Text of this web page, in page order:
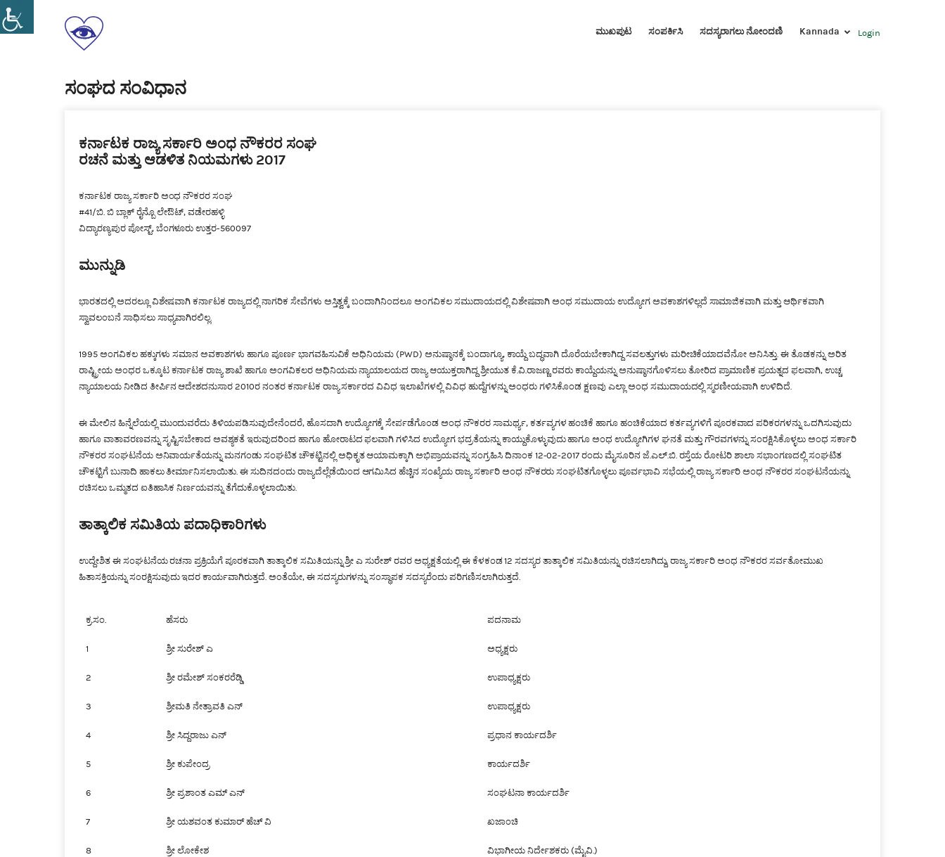
Skip
to
content
ಕರ್ನಾಟಕ
ರಾಜ್ಯ
ನೌಕರರ
ಸ್ವಗೌರವ
ಮುಖಪುಟ ಸಂಪರ್ಕಿಸಿ ಸದಸ್ಯರಾಗಲು ನೋಂದಣಿ Kannada Login
ಸಂಘದ ಸಂವಿಧಾನ
ಕರ್ನಾಟಕ ರಾಜ್ಯ ಸರ್ಕಾರಿ ಅಂಧ ನೌಕರರ ಸಂಘ
ರಚನೆ ಮತ್ತು ಆಡಳಿತ ನಿಯಮಗಳು 2017
ಕರ್ನಾಟಕ ರಾಜ್ಯ ಸರ್ಕಾರಿ ಅಂಧ ನೌಕರರ ಸಂಘ
#41/ಬಿ. ಬಿ ಬ್ಲಾಕ್ ರೈನ್ಬೊ ಲೇಔಟ್, ವಡೇರಹಳ್ಳಿ
ವಿದ್ಯಾರಣ್ಯಪುರ ಪೋಸ್ಟ್, ಬೆಂಗಳೂರು ಉತ್ತರ-560097
ಮುನ್ನುಡಿ
ಭಾರತದಲ್ಲಿ ಅದರಲ್ಲೂ ವಿಶೇಷವಾಗಿ ಕರ್ನಾಟಕ ರಾಜ್ಯದಲ್ಲಿ ನಾಗರಿಕ ಸೇವೆಗಳು ಅಸ್ತಿತ್ವಕ್ಕೆ ಬಂದಾಗಿನಿಂದಲೂ ಅಂಗವಿಕಲ ಸಮುದಾಯದಲ್ಲಿ ವಿಶೇಷವಾಗಿ ಅಂಧ ಸಮುದಾಯ ಉದ್ಯೋಗ ಅವಕಾಶಗಳಿಲ್ಲದೆ ಸಾಮಾಜಿಕವಾಗಿ ಮತ್ತು ಆರ್ಥಿಕವಾಗಿ
ಸ್ವಾವಲಂಬನೆ ಸಾಧಿಸಲು ಸಾಧ್ಯವಾಗಿರಲಿಲ್ಲ.
1995 ಅಂಗವಿಕಲ ಹಕ್ಕುಗಳು ಸಮಾನ ಅವಕಾಶಗಳು ಹಾಗೂ ಪೂರ್ಣ ಭಾಗವಹಿಸುವಿಕೆ ಅಧಿನಿಯಮ (PWD) ಅನುಷ್ಠಾನಕ್ಕೆ ಬಂದಾಗ್ಯೂ, ಕಾಯ್ದೆ ಬದ್ಧವಾಗಿ ದೊರೆಯಬೇಕಾಗಿದ್ದ ಸವಲತ್ತುಗಳು ಮರೀಚಿಕೆಯಾದವೆನೋ ಅನಿಸಿತ್ತು. ಈ ತೊಡಕನ್ನು ಅರಿತ
ರಾಷ್ಟ್ರೀಯ ಅಂಧರ ಒಕ್ಕೂಟ ಕರ್ನಾಟಕ ರಾಜ್ಯ ಶಾಖೆ ಹಾಗೂ ಅಂಗವಿಕಲರ ಅಧಿನಿಯಮ ನ್ಯಾಯಾಲಯದ ರಾಜ್ಯ ಆಯುಕ್ತರಾಗಿದ್ದ ಶ್ರೀಯುತ ಕೆ.ವಿ.ರಾಜಣ್ಣ ರವರು ಕಾಯ್ದೆಯನ್ನು ಅನುಷ್ಠಾನಗೊಳಿಸಲು ತೋರಿದ ಪ್ರಾಮಾಣಿಕ ಪ್ರಯತ್ನದ ಫಲವಾಗಿ, ಉಚ್ಚ
ನ್ಯಾಯಾಲಯ ನೀಡಿದ ತೀರ್ಪಿನ ಆದೇಶದನುಸಾರ 2010ರ ನಂತರ ಕರ್ನಾಟಕ ರಾಜ್ಯ ಸರ್ಕಾರದ ವಿವಿಧ ಇಲಾಖೆಗಳಲ್ಲಿ ವಿವಿಧ ಹುದ್ದೆಗಳನ್ನು ಅಂಧರು ಗಳಿಸಿಕೊಂಡ ಕ್ಷಣವು ಎಲ್ಲಾ ಅಂಧ ಸಮುದಾಯದಲ್ಲಿ ಸ್ಮರಣೀಯವಾಗಿ ಉಳಿದಿದೆ.
ಈ ಮೇಲಿನ ಹಿನ್ನೆಲೆಯಲ್ಲಿ ಮುಂದುವರೆದು ತಿಳಿಯಪಡಿಸುವುದೇನೆಂದರೆ, ಹೊಸದಾಗಿ ಉದ್ಯೋಗಕ್ಕೆ ಸೇರ್ಪಡೆಗೊಂಡ ಅಂಧ ನೌಕರರ ಸಾಮರ್ಥ್ಯ, ಕರ್ತವ್ಯಗಳ ಹಂಚಿಕೆ ಹಾಗೂ ಹಂಚಿಕೆಯಾದ ಕರ್ತವ್ಯಗಳಿಗೆ ಪೂರಕವಾದ ಪರಿಕರಗಳನ್ನು ಒದಗಿಸುವುದು
ಹಾಗೂ ವಾತಾವರಣವನ್ನು ಸೃಷ್ಟಿಸಬೇಕಾದ ಅವಶ್ಯಕತೆ ಇರುವುದರಿಂದ ಹಾಗೂ ಹೋರಾಟದ ಫಲವಾಗಿ ಗಳಿಸಿದ ಉದ್ಯೋಗ ಭದ್ರತೆಯನ್ನು ಕಾಯ್ದುಕೊಳ್ಳುವುದು ಹಾಗೂ ಅಂಧ ಉದ್ಯೋಗಿಗಳ ಘನತೆ ಮತ್ತು ಗೌರವಗಳನ್ನು ಸಂರಕ್ಷಿಸಿಕೊಳ್ಳಲು ಅಂಧ ಸರ್ಕಾರಿ
ನೌಕರರ ಸಂಘಟನೆಯ ಅನಿವಾರ್ಯತೆಯನ್ನು ಮನಗಂಡು ಸಂಘಟಿತ ಚೌಕಟ್ಟಿನಲ್ಲಿ ಅಧಿಕೃತ ಆಯಾಮಕ್ಕಾಗಿ ಅಭಿಪ್ರಾಯವನ್ನು ಸಂಗ್ರಹಿಸಿ ದಿನಾಂಕ 12-02-2017 ರಂದು ಮೈಸೂರಿನ ಜೆ.ಎಲ್.ಬಿ. ರಸ್ತೆಯ ರೋಟರಿ ಶಾಲಾ ಸಭಾಂಗಣದಲ್ಲಿ ಸಂಘಟಿತ
ಚೌಕಟ್ಟಿಗೆ ಬುನಾದಿ ಹಾಕಲು ತೀರ್ಮಾನಿಸಲಾಯಿತು. ಈ ಸುದಿನದಂದು ರಾಜ್ಯದೆಲ್ಲೆಡೆಯಿಂದ ಆಗಮಿಸಿದ ಹೆಚ್ಚಿನ ಸಂಖ್ಯೆಯ ರಾಜ್ಯ ಸರ್ಕಾರಿ ಅಂಧ ನೌಕರರು ಸಂಘಟಿತಗೊಳ್ಳಲು ಪೂರ್ವಭಾವಿ ಸಭೆಯಲ್ಲಿ ರಾಜ್ಯ ಸರ್ಕಾರಿ ಅಂಧ ನೌಕರರ ಸಂಘಟನೆಯನ್ನು
ರಚಿಸಲು ಒಮ್ಮತದ ಐತಿಹಾಸಿಕ ನಿರ್ಣಯವನ್ನು ತೆಗೆದುಕೊಳ್ಳಲಾಯಿತು.
ತಾತ್ಕಾಲಿಕ ಸಮಿತಿಯ ಪದಾಧಿಕಾರಿಗಳು
ಉದ್ದೇಶಿತ ಈ ಸಂಘಟನೆಯ ರಚನಾ ಪ್ರಕ್ರಿಯೆಗೆ ಪೂರಕವಾಗಿ ತಾತ್ಕಾಲಿಕ ಸಮಿತಿಯನ್ನು ಶ್ರೀ ಎ ಸುರೇಶ್ ರವರ ಅಧ್ಯಕ್ಷತೆಯಲ್ಲಿ ಈ ಕೆಳಕಂಡ 12 ಸದಸ್ಯರ ತಾತ್ಕಾಲಿಕ ಸಮಿತಿಯನ್ನು ರಚಿಸಲಾಗಿದ್ದು, ರಾಜ್ಯ ಸರ್ಕಾರಿ ಅಂಧ ನೌಕರರ ಸರ್ವತೋಮುಖ
ಹಿತಾಸಕ್ತಿಯನ್ನು ಸಂರಕ್ಷಿಸುವುದು ಇದರ ಕಾರ್ಯವಾಗಿರುತ್ತದೆ. ಅಂತೆಯೇ, ಈ ಸದಸ್ಯರುಗಳನ್ನು ಸಂಸ್ಥಾಪಕ ಸದಸ್ಯರೆಂದು ಪರಿಗಣಿಸಲಾಗಿರುತ್ತದೆ.
ಕ್ರ.ಸಂ. ಹೆಸರು ಪದನಾಮ
1 ಶ್ರೀ ಸುರೇಶ್ ಎ ಅಧ್ಯಕ್ಷರು
2 ಶ್ರೀ ರಮೇಶ್ ಸಂಕರರೆಡ್ಡಿ ಉಪಾಧ್ಯಕ್ಷರು
3 ಶ್ರೀಮತಿ ನೇತ್ರಾವತಿ ಎನ್ ಉಪಾಧ್ಯಕ್ಷರು
4 ಶ್ರೀ ಸಿದ್ದರಾಜು ಎನ್ ಪ್ರಧಾನ ಕಾರ್ಯದರ್ಶಿ
5 ಶ್ರೀ ಕುಪೇಂದ್ರ ಕಾರ್ಯದರ್ಶಿ
6 ಶ್ರೀ ಪ್ರಶಾಂತ ಎಮ್ ಎನ್ ಸಂಘಟನಾ ಕಾರ್ಯದರ್ಶಿ
7 ಶ್ರೀ ಯಶವಂತ ಕುಮಾರ್ ಹೆಚ್ ವಿ ಖಜಾಂಚಿ
8 ಶ್ರೀ ಲೋಕೇಶ ವಿಭಾಗೀಯ ನಿರ್ದೇಶಕರು (ಮೈ.ವಿ.)